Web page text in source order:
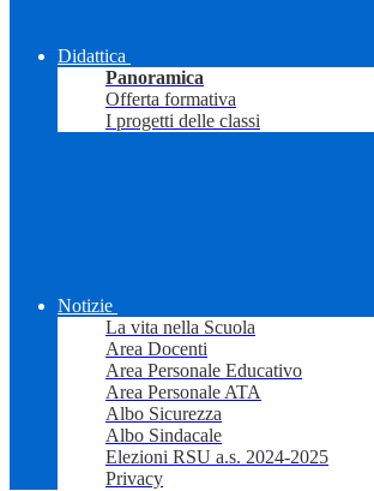
Didattica
Panoramica
Offerta formativa
I progetti delle classi
Notizie
La vita nella Scuola
Area Docenti
Area Personale Educativo
Area Personale ATA
Albo Sicurezza
Albo Sindacale
Elezioni RSU a.s. 2024-2025
Privacy